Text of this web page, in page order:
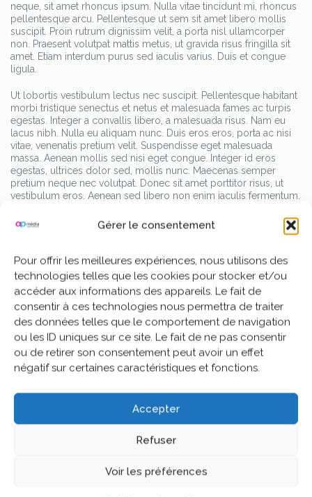
Gérer le consentement
Pour offrir les meilleures expériences, nous utilisons des
technologies telles que les cookies pour stocker et/ou
accéder aux informations des appareils. Le fait de
consentir à ces technologies nous permettra de traiter
des données telles que le comportement de navigation
ou les ID uniques sur ce site. Le fait de ne pas consentir
ou de retirer son consentement peut avoir un effet
négatif sur certaines caractéristiques et fonctions.
Accepter
Refuser
Voir les préférences
neque, sit amet rhoncus ipsum. Nulla vitae tincidunt mi, rhoncus
pellentesque arcu. Pellentesque ut sem sit amet libero mollis
suscipit. Proin rutrum dignissim velit, a porta nisl ullamcorper
non. Praesent volutpat mattis metus, ut gravida risus fringilla sit
amet. Etiam interdum purus sed iaculis varius. Duis et congue
ligula.
Ut lobortis vestibulum lectus nec suscipit. Pellentesque habitant
morbi tristique senectus et netus et malesuada fames ac turpis
egestas. Integer a convallis libero, a malesuada risus. Nam eu
lacus nibh. Nulla eu aliquam nunc. Duis eros eros, porta ac nisi
vitae, venenatis pretium velit. Suspendisse eget malesuada
massa. Aenean mollis sed nisi eget congue. Integer id eros
egestas, ultrices dolor sed, mollis nunc. Maecenas semper
pretium neque nec volutpat. Donec sit amet porttitor risus, ut
vestibulum eros. Aenean sed libero non enim iaculis fermentum.
sed. Etiam placerat pellentesque massa, nec eleifend justo
Pellentesque in dictum tellus. Morbi sagittis dignissim pulvinar.
Etiam a augue lacinia, consequat neque non, congue massa.
Aenean fringilla hendrerit risus sed malesuada. Praesent sagittis
felis euismod, cursus justo id, euismod nulla. Phasellus ipsum
risus, posuere nec imperdiet ut, accumsan a mauris. Etiam
consectetur molestie diam eu suscipit. Vivamus eu nisl viverra,
gravida augue malesuada, malesuada arcu. Suspendisse pretium
ante libero, non interdum nulla mattis a. Cras suscipit risus eget
mauris auctor cursus. Nunc bibendum massa vel ante accumsan
ultricies.